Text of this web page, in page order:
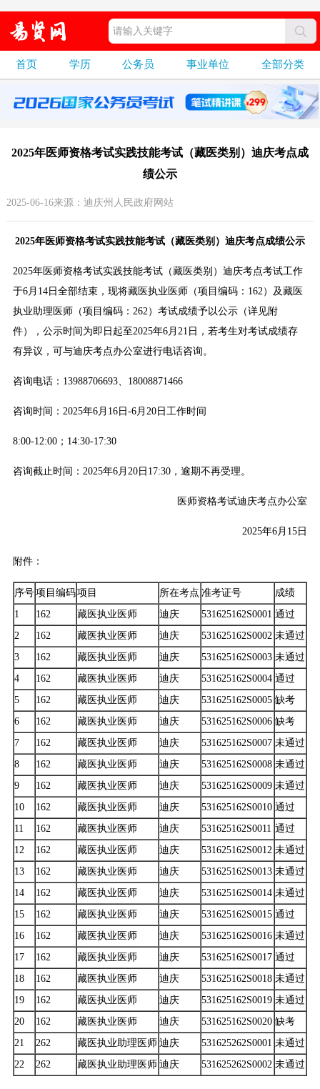
首页 学历 公务员 事业单位 全部分类
2025年医师资格考试实践技能考试（藏医类别）迪庆考点成
绩公示
2025-06-16来源：迪庆州人民政府网站
2025年医师资格考试实践技能考试（藏医类别）迪庆考点成绩公示
2025年医师资格考试实践技能考试（藏医类别）迪庆考点考试工作
于6月14日全部结束，现将藏医执业医师（项目编码：162）及藏医
执业助理医师（项目编码：262）考试成绩予以公示（详见附
件），公示时间为即日起至2025年6月21日，若考生对考试成绩存
有异议，可与迪庆考点办公室进行电话咨询。
咨询电话：13988706693、18008871466
咨询时间：2025年6月16日-6月20日工作时间
8:00-12:00；14:30-17:30
咨询截止时间：2025年6月20日17:30，逾期不再受理。
医师资格考试迪庆考点办公室
2025年6月15日
附件：
序号项目编码项目 所在考点 准考证号
成绩
1
162 藏医执业医师 迪庆 531625162S0001 通过
2
162 藏医执业医师 迪庆 531625162S0002 未通过
3
162 藏医执业医师 迪庆 531625162S0003 未通过
4
162 藏医执业医师 迪庆 531625162S0004 通过
5
162 藏医执业医师 迪庆 531625162S0005 缺考
6
162 藏医执业医师 迪庆 531625162S0006 缺考
7
162 藏医执业医师 迪庆 531625162S0007 未通过
8
162 藏医执业医师 迪庆 531625162S0008 未通过
9
162 藏医执业医师 迪庆 531625162S0009 未通过
10
162 藏医执业医师 迪庆 531625162S0010 通过
11
162 藏医执业医师 迪庆 531625162S0011 通过
12
162 藏医执业医师 迪庆 531625162S0012 未通过
13
162 藏医执业医师 迪庆 531625162S0013 未通过
14
162 藏医执业医师 迪庆 531625162S0014 未通过
15
162 藏医执业医师 迪庆 531625162S0015 通过
16
162 藏医执业医师 迪庆 531625162S0016 未通过
17
162 藏医执业医师 迪庆 531625162S0017 通过
18
162 藏医执业医师 迪庆 531625162S0018 未通过
19
162 藏医执业医师 迪庆 531625162S0019 未通过
20
162 藏医执业医师 迪庆 531625162S0020 缺考
21
262 藏医执业助理医师 迪庆 531625262S0001 未通过
22
262 藏医执业助理医师 迪庆 531625262S0002 未通过